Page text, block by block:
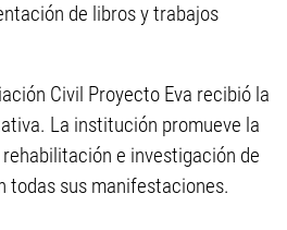
de libros y trabajos
Civil Proyecto Eva recibió la
La institución promueve la
e investigación de
todas sus manifestaciones.